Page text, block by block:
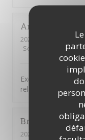
Antoine
2026-07-22
- 19:00 -
Service
Excellent repas.
relaxe et
Bruno
2026-07-22
- 13:00 -